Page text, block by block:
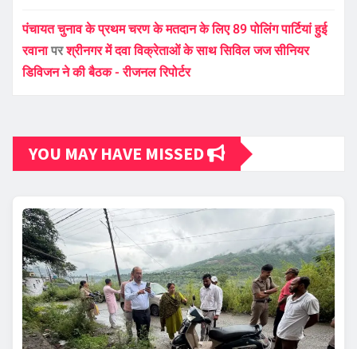
पंचायत चुनाव के प्रथम चरण के मतदान के लिए 89 पोलिंग पार्टियां हुई
रवानापरश्रीनगर में दवा विक्रेताओं के साथ सिविल जज सीनियर
डिविजन ने की बैठक - रीजनल रिपोर्टर
YOU MAY HAVE MISSED